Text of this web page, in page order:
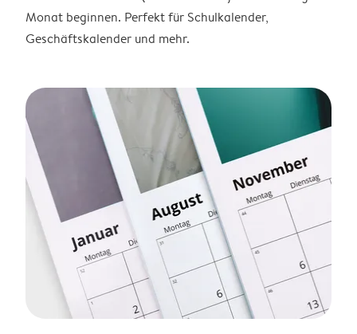
Monat beginnen. Perfekt für Schulkalender,
Geschäftskalender und mehr.